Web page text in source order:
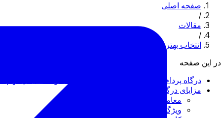
صفحه اصلی
/
مقالات
/
انتخاب بهترین درگاه های پرداخت رمزنگاری: در اینجا 15 مورد برتر آورده شده است
در این صفحه
درگاه پرداخت رمزنگاری چیست و چرا در تجارت دیجیتال مهم
مزایای درگاه پرداخت رمزنگاری
معاملات سریع و کارآمد
ویژگی های امنیتی بهبود یافته